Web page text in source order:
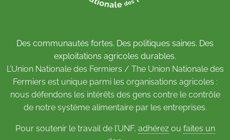
Des communautés fortes. Des politiques saines. Des
exploitations agricoles durables.
L’Union Nationale des Fermiers / The Union Nationale des
Fermiers est unique parmi les organisations agricoles :
nous défendons les intérêts des gens contre le contrôle
de notre système alimentaire par les entreprises.
Pour soutenir le travail de l’UNF, adhérezou faites un